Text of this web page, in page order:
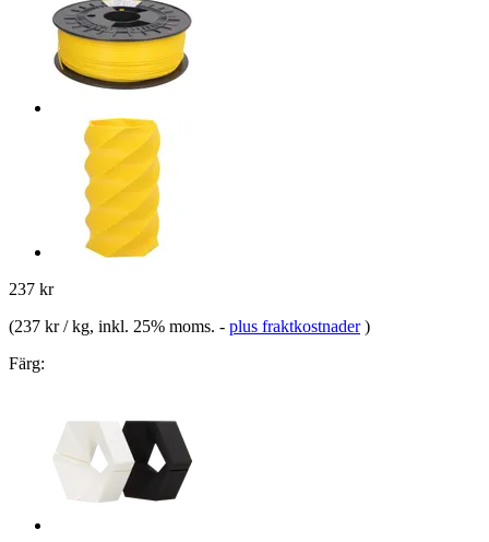
237 kr
(237 kr / kg, inkl. 25% moms. - plus fraktkostnader )
Färg: